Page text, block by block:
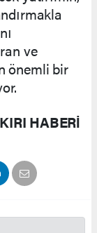
ve
önemli bir
HABERİ